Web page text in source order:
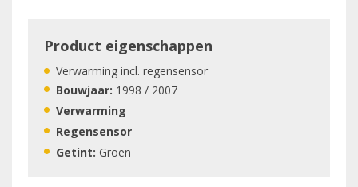
Product eigenschappen
Verwarming incl. regensensor
Bouwjaar: 1998 / 2007
Verwarming
Regensensor
Getint: Groen